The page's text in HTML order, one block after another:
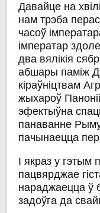
Давайце на
нам трэба
часоў
імператар
два вялікія
абшары паміж
кіраўніцтвам
жыхароў
эфектыўна
панаванне
пачынаецца
І якраз у гэтым
пацвярджае
нараджаецца ў
задоўга да